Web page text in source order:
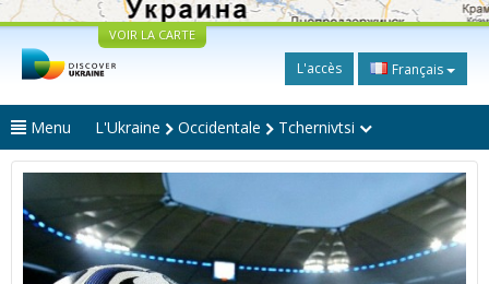
VOIR LA CARTE
L'accès Français
Menu L'Ukraine Occidentale Tchernivtsi